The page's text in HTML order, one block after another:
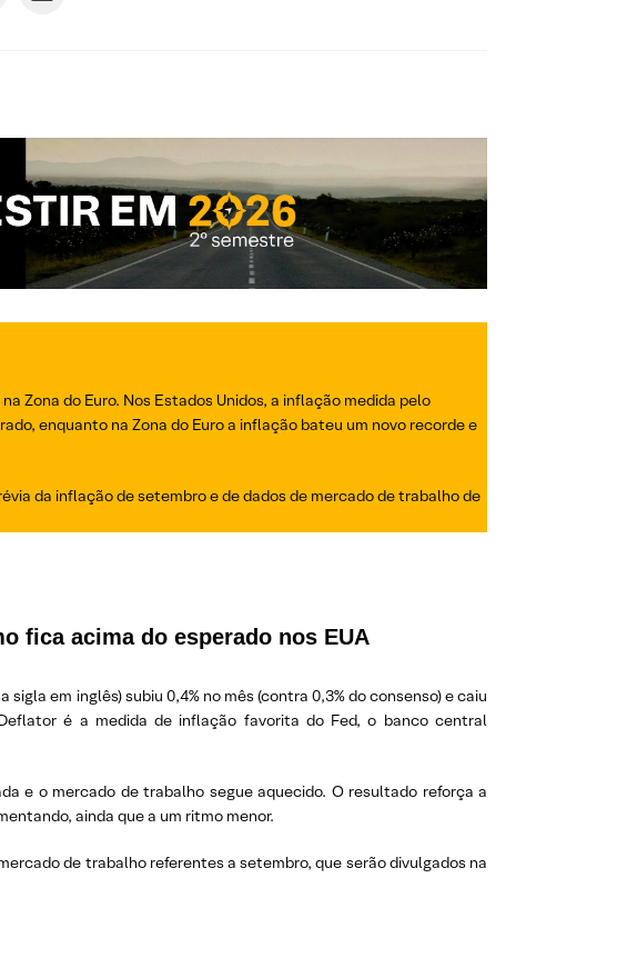
Zona do Euro. Nos Estados Unidos, a inflação medida pelo
enquanto na Zona do Euro a inflação bateu um novo recorde e
da inflação de setembro e de dados de mercado de trabalho de
fica acima do esperado nos EUA
em inglês) subiu 0,4% no mês (contra 0,3% do consenso) e caiu
é a medida de inflação favorita do Fed, o banco central
e o mercado de trabalho segue aquecido. O resultado reforça a
ainda que a um ritmo menor.
de trabalho referentes a setembro, que serão divulgados na